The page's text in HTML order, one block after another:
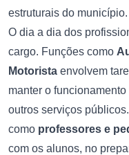
estruturais do município.
O dia a dia dos
cargo. Funções como
Motorista envolvem
manter o
outros serviços
como professores e
com os alunos, no